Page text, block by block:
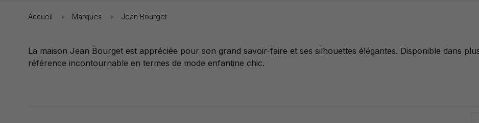
Accueil Marques Jean Bourget
Bourget
La maison Jean Bourget est appréciée pour son grand savoir-faire et ses silhouettes élégantes. Disponible dans
référence incontournable en termes de mode enfantine chic.